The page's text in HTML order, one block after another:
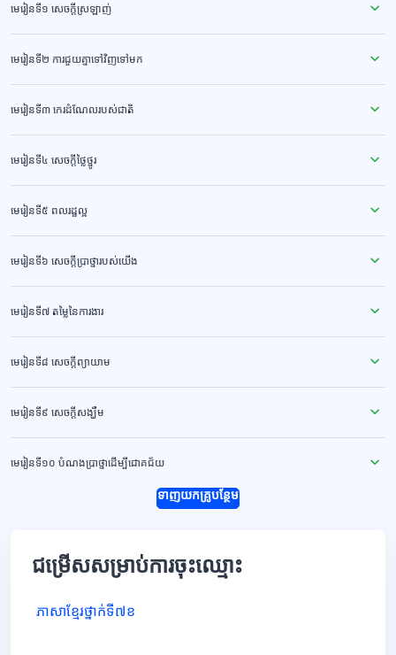
មេរៀនទី១ សេចក្ដីស្រឡាញ់
មេរៀនទី២ ការជួយគ្នាទៅវិញទៅមក
មេរៀនទី៣ កេរដំណែលរបស់ជាតិ
មេរៀនទី៤ សេចក្ដីថ្លៃថ្នូរ
មេរៀនទី៥ ពលរដ្ឋល្អ
មេរៀនទី៦ សេចក្ដីប្រាថ្នារបស់យើង
មេរៀនទី៧ តម្លៃនៃការងារ
មេរៀនទី៨ សេចក្ដីព្យាយាម
មេរៀនទី៩ សេចក្ដីសង្ឃឹម
មេរៀនទី១០ បំណងប្រាថ្នាដើម្បីជោគជ័យ
ទាញយកគ្រូបន្ថែម
ជម្រើសសម្រាប់ការចុះឈ្មោះ
ភាសាខ្មែរថ្នាក់ទី៧ខ